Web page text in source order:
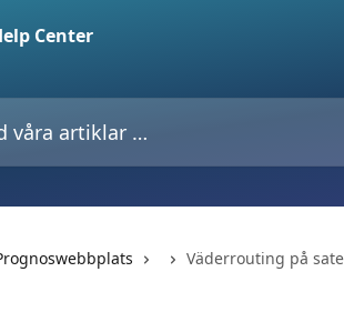
…
Väderrouting på